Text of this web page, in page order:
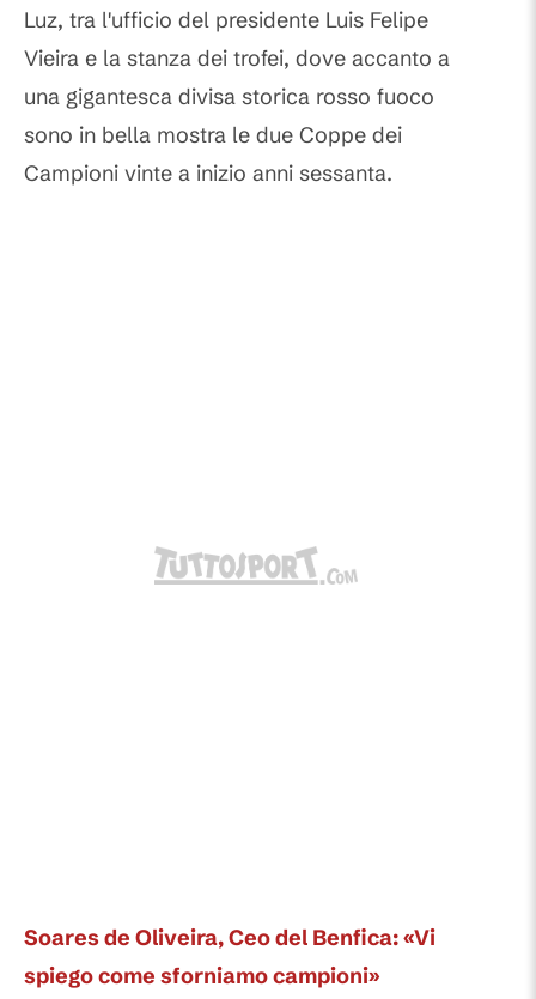
Luz, tra l'ufficio del presidente Luis Felipe
Vieira e la stanza dei trofei, dove accanto a
una gigantesca divisa storica rosso fuoco
sono in bella mostra le due Coppe dei
Campioni vinte a inizio anni sessanta.
Soares de Oliveira, Ceo del Benfica: «Vi
spiego come sforniamo campioni»